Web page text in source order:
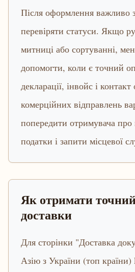
Після оформлення важливо
перевіряти статуси. Якщо
митниці або сортуванні,
допомогти, коли є точний
декларації, інвойс і
комерційних відправлень
попередити отримувача
податки і запити місцевої
Як отримати
доставки
Для сторінки "Доставка
Азію з України (топ країни)